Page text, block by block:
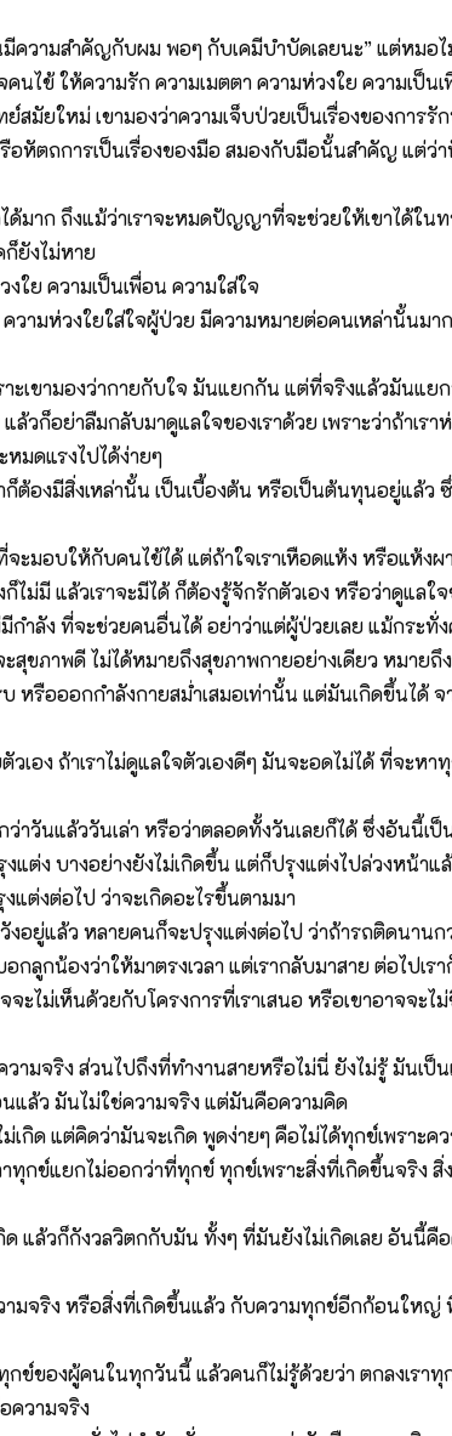
วามสำคัญกับผม พอๆ กับเคมีบำบัดเลยนะ” แต่หมอ
ข้ ให้ความรัก ความเมตตา ความห่วงใย ความเป็นเ
ยใหม่ เขามองว่าความเจ็บป่วยเป็นเรื่องของการรั
อหัตถการเป็นเรื่องของมือ สมองกับมือนั้นสำคัญ แต่
ด้มาก ถึงแม้ว่าเราจะหมดปัญญาที่จะช่วยให้เขาได้ใ
ก็ยังไม่หาย
ใย ความเป็นเพื่อน ความใส่ใจ
ามห่วงใยใส่ใจผู้ป่วย มีความหมายต่อคนเหล่านั้นม
เขามองว่ากายกับใจ มันแยกกัน แต่ที่จริงแล้วมันแย
วก็อย่าลืมกลับมาดูแลใจของเราด้วย เพราะว่าถ้าเร
หมดแรงไปได้ง่ายๆ
ต้องมีสิ่งเหล่านั้น เป็นเบื้องต้น หรือเป็นต้นทุนอยู่แล้ว
มอบให้กับคนไข้ได้ แต่ถ้าใจเราเหือดแห้ง หรือแห้งผ
ไม่มี แล้วเราจะมีได้ ก็ต้องรู้จักรักตัวเอง หรือว่าดูแลใ
มีกำลัง ที่จะช่วยคนอื่นได้ อย่าว่าแต่ผู้ป่วยเลย แม้กระ
สุขภาพดี ไม่ได้หมายถึงสุขภาพกายอย่างเดียว หมาย
รือออกกำลังกายสม่ำเสมอเท่านั้น แต่มันเกิดขึ้นได้ จ
อง ถ้าเราไม่ดูแลใจตัวเองดีๆ มันจะอดไม่ได้ ที่จะหา
วันแล้ววันเล่า หรือว่าตลอดทั้งวันเลยก็ได้ ซึ่งอันนี้เป็
แต่ง บางอย่างยังไม่เกิดขึ้น แต่ก็ปรุงแต่งไปล่วงหน้าแ
ต่งต่อไป ว่าจะเกิดอะไรขึ้นตามมา
ยู่แล้ว หลายคนก็จะปรุงแต่งต่อไป ว่าถ้ารถติดนานก
กลูกน้องว่าให้มาตรงเวลา แต่เรากลับมาสาย ต่อไปเ
ะไม่เห็นด้วยกับโครงการที่เราเสนอ หรือเขาอาจจะไ
จริง ส่วนไปถึงที่ทำงานสายหรือไม่นี่ ยังไม่รู้ มันเป็
นแล้ว มันไม่ใช่ความจริง แต่มันคือความคิด
กิด แต่คิดว่ามันจะเกิด พูดง่ายๆ คือไม่ได้ทุกข์เพราะค
กข์แยกไม่ออกว่าที่ทุกข์ ทุกข์เพราะสิ่งที่เกิดขึ้นจริง
แล้วก็กังวลวิตกกับมัน ทั้งๆ ที่มันยังไม่เกิดเลย อันนี้คื
มจริง หรือสิ่งที่เกิดขึ้นแล้ว กับความทุกข์อีกก้อนใหญ่
ของผู้คนในทุกวันนี้ แล้วคนก็ไม่รู้ด้วยว่า ตกลงเราทุก
ความจริง